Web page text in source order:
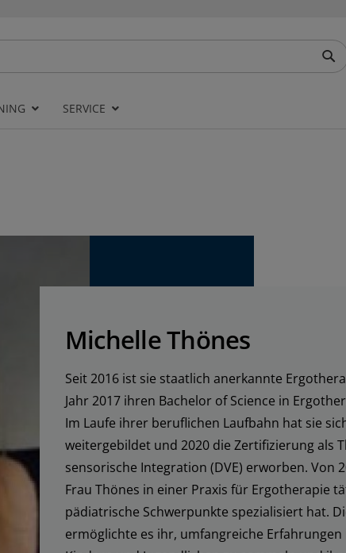
SERVICE
Michelle Thönes
Seit 2016 ist sie staatlich anerkannte
Jahr 2017 ihren Bachelor of Science in
Im Laufe ihrer beruflichen Laufbahn hat sie
weitergebildet und 2020 die Zertifizierung als
sensorische Integration (DVE) erworben. Von
Frau Thönes in einer Praxis für Ergotherapie
pädiatrische Schwerpunkte spezialisiert hat.
ermöglichte es ihr, umfangreiche